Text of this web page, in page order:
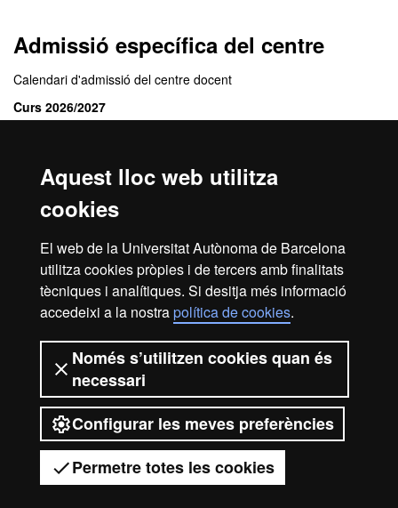
Aquest lloc web utilitza
cookies
El web de la Universitat Autònoma de Barcelona
utilitza cookies pròpies i de tercers amb finalitats
tècniques i analítiques. Si desitja més informació
accedeixi a la nostrapolítica de cookies.
Només s’utilitzen cookies quan és
necessari
Configurar les meves preferències
Permetre totes les cookies
Tens dubtes?
Admissió específica del centre
Calendari d'admissió del centre docent
Curs 2026/2027
PERÍODE EXTRAORDINARI
En cas de quedar places vacants s'oferiran al mes de setembre.
en compte elsrequisits i criteris específics d'accési contactar
amb l'Escola de Doctorat.
Avís legal Protecció de dades
Sobre el web
Accessibilitat web
2026 Universitat Autònoma de
Barcelona